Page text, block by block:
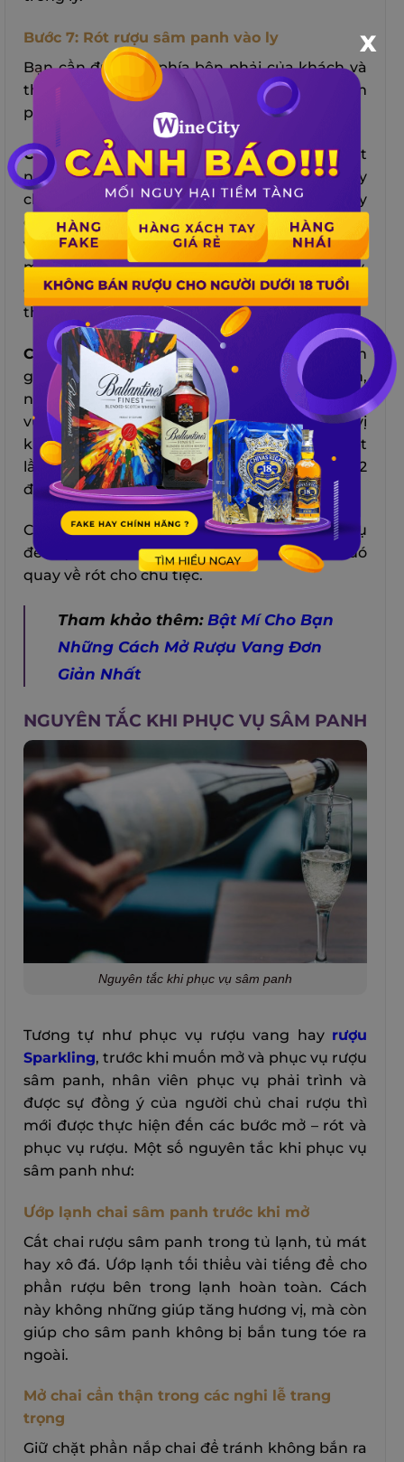
Bước 7: Rót rượu sâm panh vào ly
Bạn cần đứng về phía bên phải của khách và
thực hiện rót rượu. Có 2 cách rót rượu sâm
panh phục vụ khách gồm:
Cách 1: Cầm chai sâm panh bằng cách đặt
ngón tay cái vào phần lõm sâu bên dưới đáy
chai, 4 ngón còn lại cầm chắc chắn quanh đáy
chai, nghiêng chai rượu và đặt phần cổ chai
vào 2 ngón trỏ và giữa của tay phải, rót trước
một lượng rượu sâm panh nhỏ để làm lạnh ly,
đợi đến khi phần bọt trong ly tan hết thì rót
thêm cho đầy;
Cách 2: Tay phải cần cầm chặt chai ở phần
giữa thân, tay trái nâng ly lên khỏi bàn,
nghiêng nhẹ ly rồi rót vào ly một lượng rượu
vừa phải và mời chủ tiệc nếm, rót cho những vị
khách tiếp theo nếu như chủ tiệc đồng ý, rót
lần 1 và đợi bọt khí tan hết rồi tiếp tục rót lần 2
đến khi đầy hẳn thì dừng lại.
Cứ như thế, bạn thực hiện việc rót phục vụ
đến vị khách cuối cùng trong bàn tiệc, sau đó
quay về rót cho chủ tiệc.
Tham khảo thêm:Bật Mí Cho Bạn
Những Cách Mở Rượu Vang Đơn
Giản Nhất
NGUYÊN TẮC KHI PHỤC VỤ SÂM PANH
Nguyên tắc khi phục vụ sâm panh
Tương tự như phục vụ rượu vang hay rượu
Sparkling, trước khi muốn mở và phục vụ rượu
sâm panh, nhân viên phục vụ phải trình và
được sự đồng ý của người chủ chai rượu thì
mới được thực hiện đến các bước mở – rót và
phục vụ rượu. Một số nguyên tắc khi phục vụ
sâm panh như:
Ướp lạnh chai sâm panh trước khi mở
Cất chai rượu sâm panh trong tủ lạnh, tủ mát
hay xô đá. Ướp lạnh tối thiểu vài tiếng để cho
phần rượu bên trong lạnh hoàn toàn. Cách
này không những giúp tăng hương vị, mà còn
giúp cho sâm panh không bị bắn tung tóe ra
ngoài.
Mở chai cẩn thận trong các nghi lễ trang
trọng
Giữ chặt phần nắp chai để tránh không bắn ra
X